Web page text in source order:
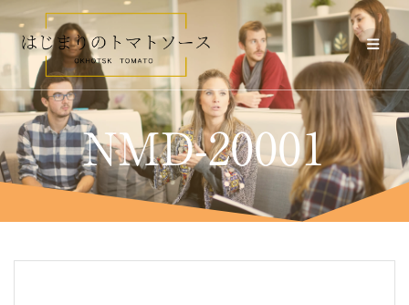
テ
ン
ツ
へ
ス
キ
ッ
プ
NMD-20001